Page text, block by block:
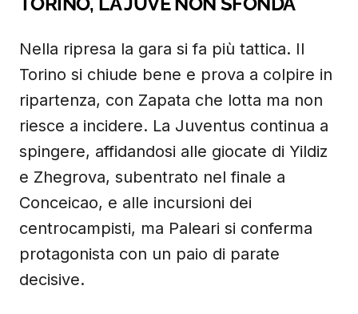
Nella ripresa la gara si fa più tattica. Il
Torino si chiude bene e prova a colpire in
ripartenza, con Zapata che lotta ma non
riesce a incidere. La Juventus continua a
spingere, affidandosi alle giocate di Yildiz
e Zhegrova, subentrato nel finale a
Conceicao, e alle incursioni dei
centrocampisti, ma Paleari si conferma
protagonista con un paio di parate
decisive.